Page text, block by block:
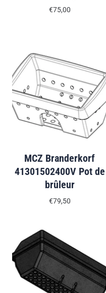
€75,00
MCZ Branderkorf
41301502400V Pot de
brûleur
€79,50